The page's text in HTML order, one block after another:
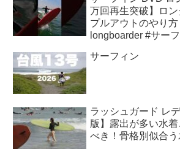
万回再生突破】ロ
プルアウトのやり
longboarder #サー
サーフィン
ラッシュガード レ
版】露出が多い水
べき！骨格別似合